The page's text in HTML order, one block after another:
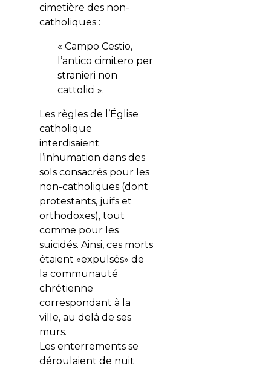
cimetière des non-
catholiques :
« Campo Cestio,
l’antico cimitero per
stranieri non
cattolici ».
Les règles de l’Église
catholique
interdisaient
l’inhumation dans des
sols consacrés pour les
non-catholiques (dont
protestants, juifs et
orthodoxes), tout
comme pour les
suicidés. Ainsi, ces morts
étaient «expulsés» de
la communauté
chrétienne
correspondant à la
ville, au delà de ses
murs.
Les enterrements se
déroulaient de nuit